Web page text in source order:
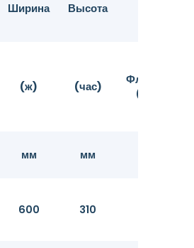
Ширина Высота
(ж) (час)
Фланец
(тс)
мм мм
600 310